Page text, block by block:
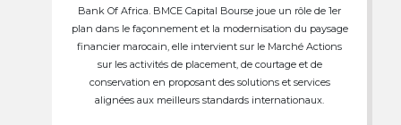
Bank Of Africa. BMCE Capital Bourse joue un rôle de 1er
plan dans le façonnement et la modernisation du paysage
financier marocain, elle intervient sur le Marché Actions
sur les activités de placement, de courtage et de
conservation en proposant des solutions et services
alignées aux meilleurs standards internationaux.